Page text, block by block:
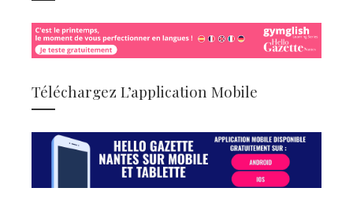
Téléchargez L’application Mobile